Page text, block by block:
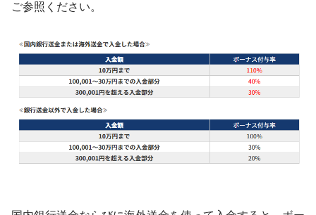
ご参照ください。